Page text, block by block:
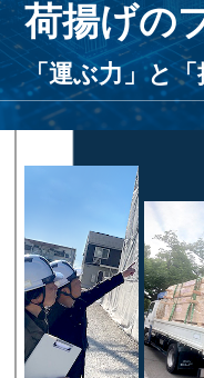
荷揚げの
「運ぶ力」と